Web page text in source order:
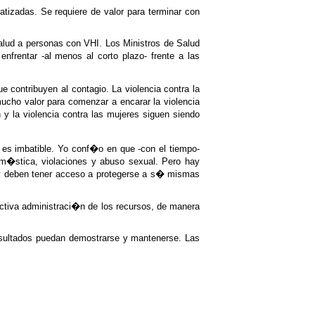
Se requiere de valor para terminar con
a personas con VHI. Los Ministros de Salud
-al menos al corto plazo- frente a las
contribuyen al contagio. La violencia contra la
valor para comenzar a encarar la violencia
la violencia contra las mujeres siguen siendo
imbatible. Yo conf�o en que -con el tiempo-
violaciones y abuso sexual. Pero hay
tener acceso a protegerse a s� mismas
administraci�n de los recursos, de manera
puedan demostrarse y mantenerse. Las